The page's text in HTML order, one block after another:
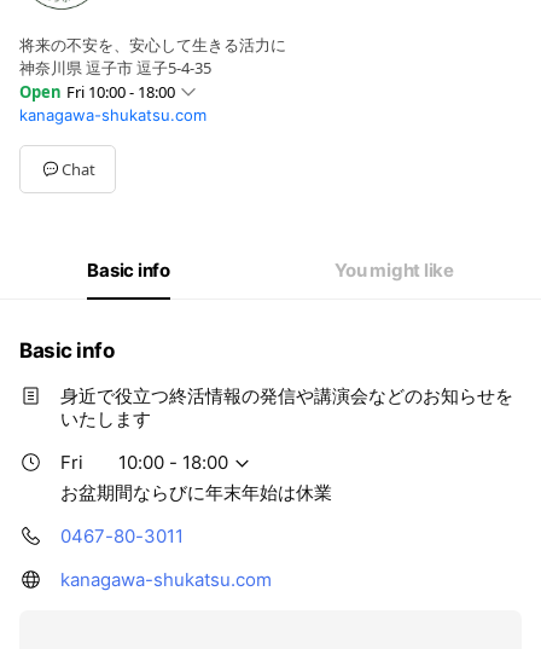
将来の不安を、安心して生きる活力に
神奈川県 逗子市 逗子5-4-35
Open Fri 10:00 - 18:00
Sun10:00 - 18:00
Mon10:00 - 18:00
TueClosed
Wed10:00 - 18:00
10:00 - 18:00
お盆期間ならびに年末年始は休業
kanagawa-shukatsu.com
Chat
Basic info You might like
Basic info
身近で役立つ終活情報の発信や講演会などのお知らせを
いたします
Fri
10:00 - 18:00
お盆期間ならびに年末年始は休業
0467-80-3011
kanagawa-shukatsu.com